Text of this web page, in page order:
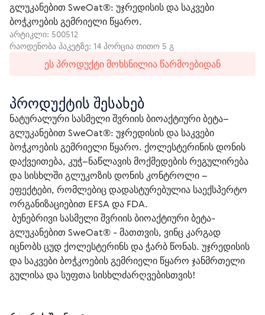
გლუკანებით SweOat®: უჯრედისის და საკვები
ბოჭკოების გემრიელი წყარო.
არტიკლი: 500512
რაოდენობა პაკეტზე: 14 პორცია თითო 5 გ
ეს პროდუქტი მოხსნილია წარმოებიდან
პროდუქტის შესახებ
ნატურალური სასმელი შვრიის ბიოაქტიური ბეტა–
გლუკანებით SweOat®: უჯრედისის და საკვები
ბოჭკოების გემრიელი წყარო. ქოლესტერინის დონის
დაქვეითება, კუჭ–ნაწლავის მოქმედების რეგულირება
და სისხლში გლუკოზის დონის კონტროლი –
ეფექტები, რომლებიც დადასტურებულია საექსპერტო
გლუკანებით SweOat® - მათთვის, ვინც კარგად
იცნობს ცუდ ქოლესტერინს და ჭარბ წონას. უჯრედისის
და საკვები ბოჭკოების გემრიელი წყარო ჯანმრთელი
გულისა და სუფთა სისხლძარღვებისთვის!